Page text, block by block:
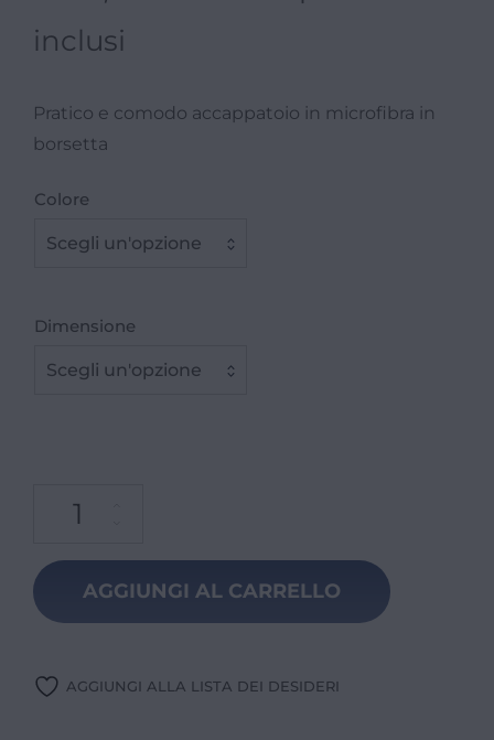
inclusi
Pratico e comodo accappatoio in microfibra in
borsetta
Colore
Scegli un'opzione
Dimensione
Scegli un'opzione
AGGIUNGI AL CARRELLO
AGGIUNGI ALLA LISTA DEI DESIDERI